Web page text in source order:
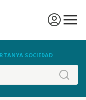
SOCIEDAD